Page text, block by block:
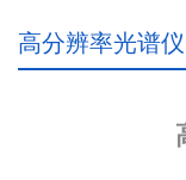
高分辨率光谱仪